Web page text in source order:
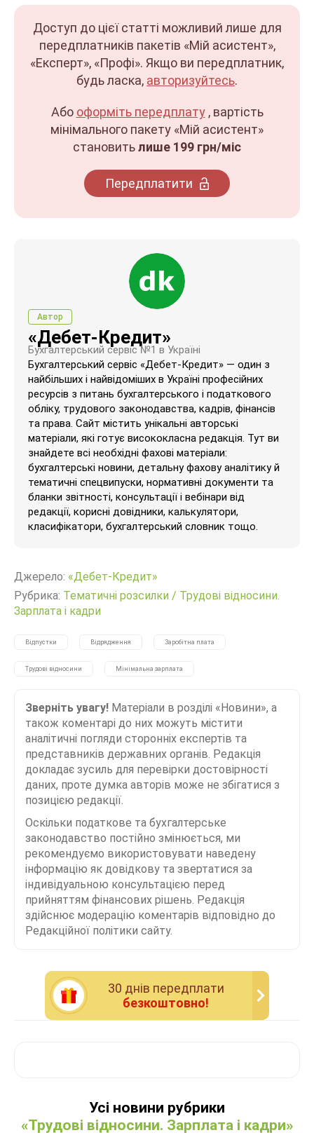
Доступ до цієї статті можливий лише для
передплатників пакетів «Мій асистент»,
«Експерт», «Профі». Якщо ви передплатник,
будь ласка, авторизуйтесь.
Або оформіть передплату, вартість
мінімального пакету «Мій асистент»
становитьлише 199 грн/міс
Передплатити
Автор
«Дебет-Кредит»
Бухгалтерський сервіс №1 в Україні
Бухгалтерський сервіс «Дебет-Кредит» — один з
найбільших і найвідоміших в Україні професійних
ресурсів з питань бухгалтерського і податкового
обліку, трудового законодавства, кадрів, фінансів
та права. Сайт містить унікальні авторські
матеріали, які готує висококласна редакція. Тут ви
знайдете всі необхідні фахові матеріали:
бухгалтерські новини, детальну фахову аналітику й
тематичні спецвипуски, нормативні документи та
бланки звітності, консультації і вебінари від
редакції, корисні довідники, калькулятори,
класифікатори, бухгалтерський словник тощо.
Джерело: «Дебет-Кредит»
Рубрика: Тематичні розсилки / Трудові відносини.
Зарплата і кадри
Відпустки Відрядження Заробітна плата
Трудові відносини Мінімальна зарплата
Зверніть увагу! Матеріали в розділі «Новини», а
також коментарі до них можуть містити
аналітичні погляди сторонніх експертів та
представників державних органів. Редакція
докладає зусиль для перевірки достовірності
даних, проте думка авторів може не збігатися з
позицією редакції.
Оскільки податкове та бухгалтерське
законодавство постійно змінюється, ми
рекомендуємо використовувати наведену
інформацію як довідкову та звертатися за
індивідуальною консультацією перед
прийняттям фінансових рішень. Редакція
здійснює модерацію коментарів відповідно до
Редакційної політики сайту.
30 днiв передплати
безкоштовно!
Усі новини рубрики
«Трудові відносини. Зарплата і кадри»